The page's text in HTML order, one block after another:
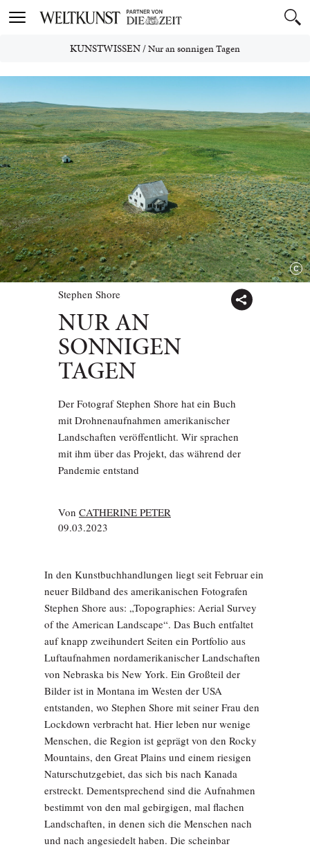
Toggle
KUNSTWISSEN/Nur an sonnigen Tagen
Stephen Shore
NUR AN
SONNIGEN
TAGEN
Der Fotograf Stephen Shore hat ein Buch
mit Drohnenaufnahmen amerikanischer
Landschaften veröffentlicht. Wir sprachen
mit ihm über das Projekt, das während der
Pandemie entstand
Von CATHERINE PETER
09.03.2023
In den Kunstbuchhandlungen liegt seit Februar ein
neuer Bildband des amerikanischen Fotografen
Stephen Shore aus: „Topographies: Aerial Survey
of the American Landscape“. Das Buch entfaltet
auf knapp zweihundert Seiten ein Portfolio aus
Luftaufnahmen nordamerikanischer Landschaften
von Nebraska bis New York. Ein Großteil der
Bilder ist in Montana im Westen der USA
entstanden, wo Stephen Shore mit seiner Frau den
Lockdown verbracht hat. Hier leben nur wenige
Menschen, die Region ist geprägt von den Rocky
Mountains, den Great Plains und einem riesigen
Naturschutzgebiet, das sich bis nach Kanada
erstreckt. Dementsprechend sind die Aufnahmen
bestimmt von den mal gebirgigen, mal flachen
Landschaften, in denen sich die Menschen nach
und nach angesiedelt haben. Die scheinbar